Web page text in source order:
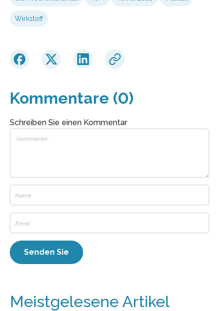
Wirkstoff
Kommentare (0)
Schreiben Sie einen Kommentar
Meistgelesene Artikel